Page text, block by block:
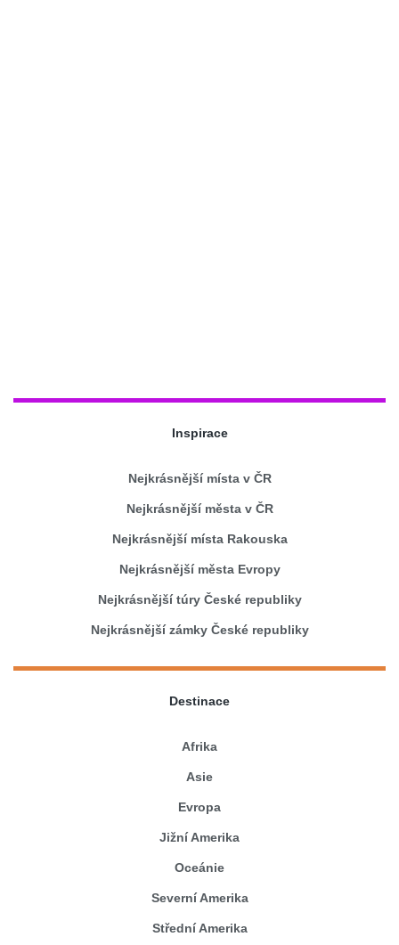
Inspirace
Nejkrásnější místa v ČR
Nejkrásnější města v ČR
Nejkrásnější místa Rakouska
Nejkrásnější města Evropy
Nejkrásnější túry České republiky
Nejkrásnější zámky České republiky
Destinace
Afrika
Asie
Evropa
Jižní Amerika
Oceánie
Severní Amerika
Střední Amerika